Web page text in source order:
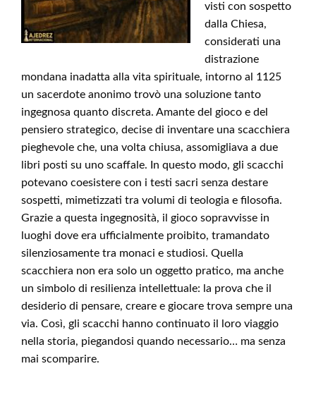
visti con sospetto
dalla Chiesa,
considerati una
distrazione
mondana inadatta alla vita spirituale, intorno al 1125
un sacerdote anonimo trovò una soluzione tanto
ingegnosa quanto discreta. Amante del gioco e del
pensiero strategico, decise di inventare una scacchiera
pieghevole che, una volta chiusa, assomigliava a due
libri posti su uno scaffale. In questo modo, gli scacchi
potevano coesistere con i testi sacri senza destare
sospetti, mimetizzati tra volumi di teologia e filosofia.
Grazie a questa ingegnosità, il gioco sopravvisse in
luoghi dove era ufficialmente proibito, tramandato
silenziosamente tra monaci e studiosi. Quella
scacchiera non era solo un oggetto pratico, ma anche
un simbolo di resilienza intellettuale: la prova che il
desiderio di pensare, creare e giocare trova sempre una
via. Così, gli scacchi hanno continuato il loro viaggio
nella storia, piegandosi quando necessario… ma senza
mai scomparire.